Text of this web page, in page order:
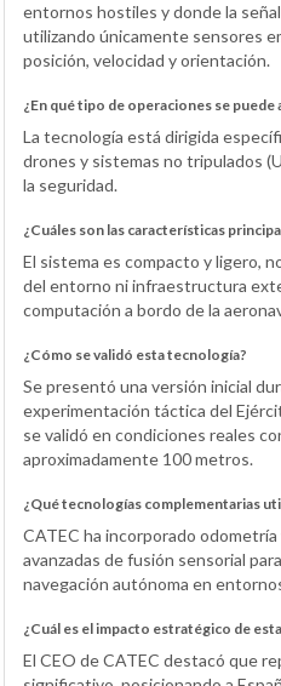
entornos hostiles y donde la
utilizando únicamente sensores
posición, velocidad y orientación.
¿En qué tipo de operaciones se
La tecnología está dirigida
drones y sistemas no tripulados
la seguridad.
¿Cuáles son las características
El sistema es compacto y ligero,
del entorno ni infraestructura
computación a bordo de la
¿Cómo se validó esta tecnología?
Se presentó una versión inicial
experimentación táctica del
se validó en condiciones reales
aproximadamente 100 metros.
¿Qué tecnologías complementarias
CATEC ha incorporado
avanzadas de fusión sensorial
navegación autónoma en
¿Cuál es el impacto estratégico de
El CEO de CATEC destacó que